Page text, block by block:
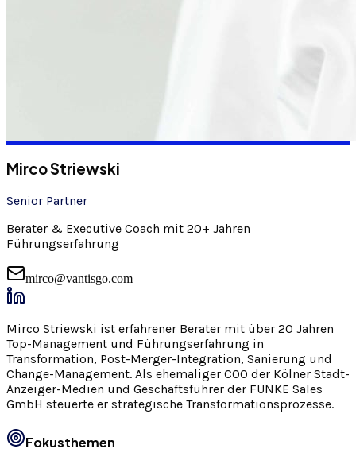
Mirco Striewski
Senior Partner
Berater & Executive Coach mit 20+ Jahren
Führungserfahrung
mirco@vantisgo.com
Mirco Striewski ist erfahrener Berater mit über 20 Jahren
Top-Management und Führungserfahrung in
Transformation, Post-Merger-Integration, Sanierung und
Change-Management. Als ehemaliger COO der Kölner Stadt-
Anzeiger-Medien und Geschäftsführer der FUNKE Sales
GmbH steuerte er strategische Transformationsprozesse.
Fokusthemen